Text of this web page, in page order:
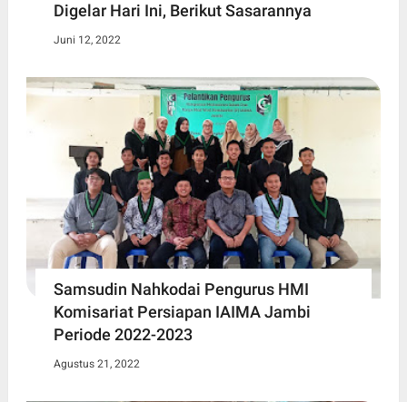
Digelar Hari Ini, Berikut Sasarannya
Juni 12, 2022
Samsudin Nahkodai Pengurus HMI
Komisariat Persiapan IAIMA Jambi
Periode 2022-2023
Agustus 21, 2022